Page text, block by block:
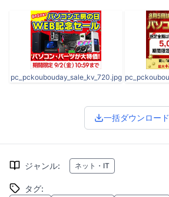
pc_pckoubouday_sale_kv_720.jpg
一括ダウンロード
ジャンル: ネット・IT
タグ: